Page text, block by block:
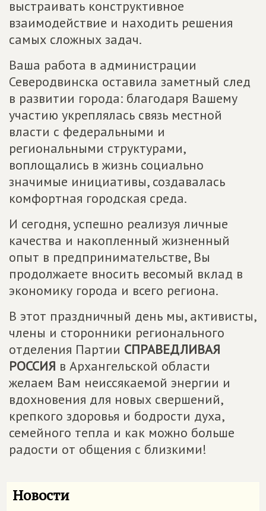
выстраивать конструктивное
взаимодействие и находить решения
самых сложных задач.
Ваша работа в администрации
Северодвинска оставила заметный след
в развитии города: благодаря Вашему
участию укреплялась связь местной
власти с федеральными и
региональными структурами,
воплощались в жизнь социально
значимые инициативы, создавалась
комфортная городская среда.
И сегодня, успешно реализуя личные
качества и накопленный жизненный
опыт в предпринимательстве, Вы
продолжаете вносить весомый вклад в
экономику города и всего региона.
В этот праздничный день мы, активисты,
члены и сторонники регионального
отделения Партии СПРАВЕДЛИВАЯ
РОССИЯ в Архангельской области
желаем Вам неиссякаемой энергии и
вдохновения для новых свершений,
крепкого здоровья и бодрости духа,
семейного тепла и как можно больше
радости от общения с близкими!
Новости